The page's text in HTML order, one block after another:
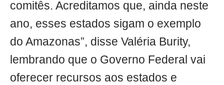
comitês. Acreditamos que, ainda neste
ano, esses estados sigam o exemplo
do Amazonas”, disse Valéria Burity,
lembrando que o Governo Federal vai
oferecer recursos aos estados e